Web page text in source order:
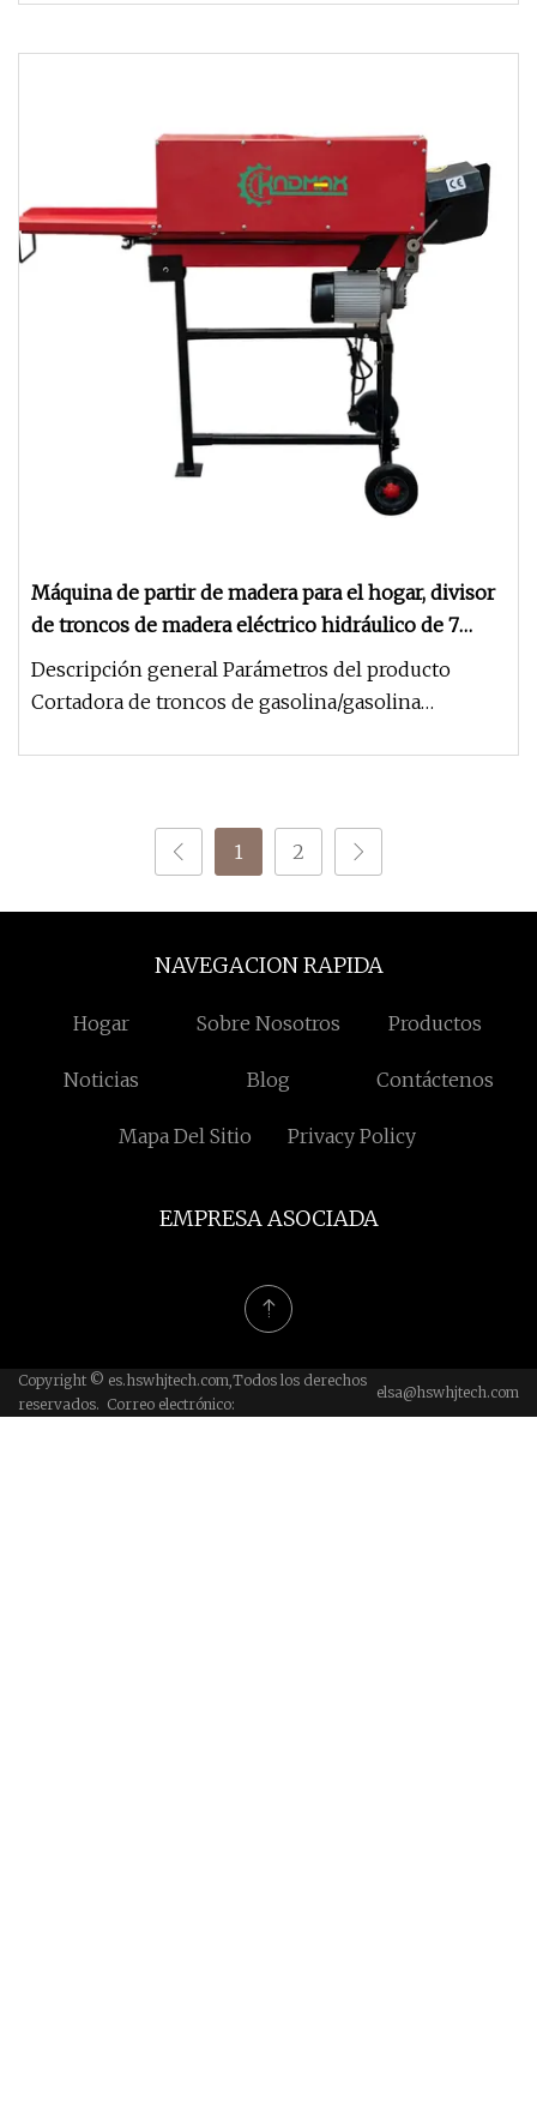
Máquina de partir de madera para el hogar, divisor
de troncos de madera eléctrico hidráulico de 7
toneladas, 5 toneladas y 6 toneladas
Descripción general Parámetros del producto
Cortadora de troncos de gasolina/gasolina
1 2
NAVEGACION RAPIDA
Hogar Sobre Nosotros Productos
Noticias Blog Contáctenos
Mapa Del Sitio Privacy Policy
EMPRESA ASOCIADA
Copyright © es.hswhjtech.com,Todos los derechos
reservados. Correo electrónico:
elsa@hswhjtech.com